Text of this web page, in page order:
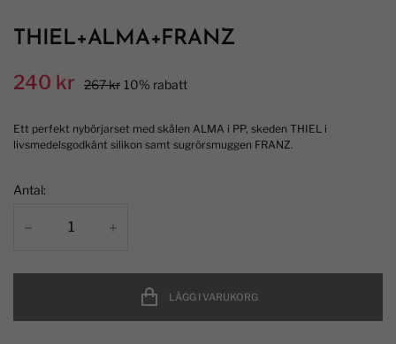
THIEL+ALMA+FRANZ
240 kr 267 kr 10% rabatt
Ett perfekt nybörjarset med skålen ALMA i PP, skeden THIEL i
livsmedelsgodkänt silikon samt sugrörsmuggen FRANZ.
Antal:
LÄGG I VARUKORG